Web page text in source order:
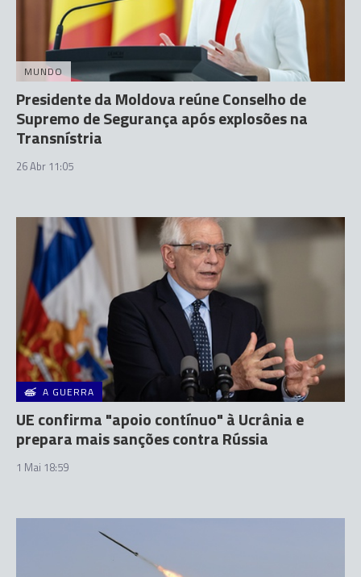
MUNDO
Presidente da Moldova reúne Conselho de
Supremo de Segurança após explosões na
Transnístria
26 Abr 11:05
A GUERRA
UE confirma "apoio contínuo" à Ucrânia e
prepara mais sanções contra Rússia
1 Mai 18:59